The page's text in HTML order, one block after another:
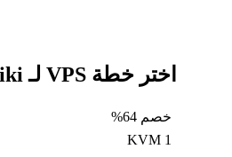
اختر خطة VPS لـ An Otter Wiki
خصم 64%
KVM 1